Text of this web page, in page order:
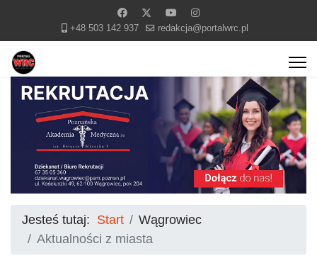
+48 503 142 937 redakcja@portalwrc.pl
Jesteś tutaj: Start
Wągrowiec
Aktualności z miasta